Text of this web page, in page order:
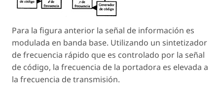
Para la figura anterior la señal de información es
modulada en banda base. Utilizando un sintetizador
de frecuencia rápido que es controlado por la señal
de código, la frecuencia de la portadora es elevada a
la frecuencia de transmisión.